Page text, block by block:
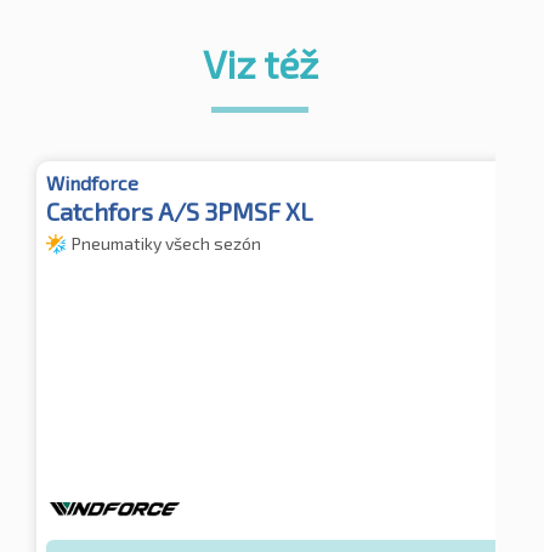
Viz též
Windforce
Catchfors A/S 3PMSF XL
Pneumatiky všech sezón